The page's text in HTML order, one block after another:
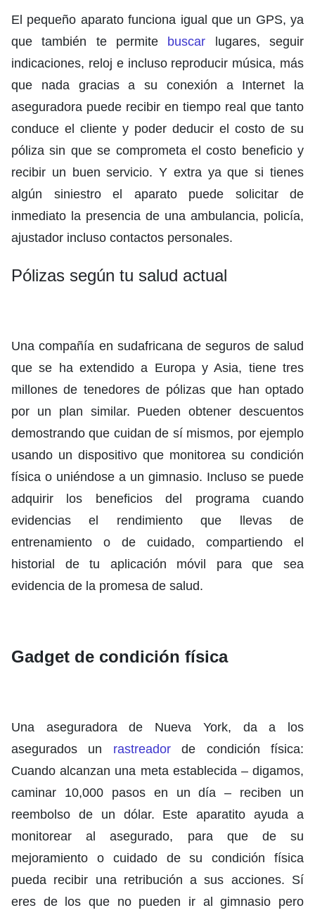
El pequeño aparato funciona igual que un GPS, ya
que también te permite buscar lugares, seguir
indicaciones, reloj e incluso reproducir música, más
que nada gracias a su conexión a Internet la
aseguradora puede recibir en tiempo real que tanto
conduce el cliente y poder deducir el costo de su
póliza sin que se comprometa el costo beneficio y
recibir un buen servicio. Y extra ya que si tienes
algún siniestro el aparato puede solicitar de
inmediato la presencia de una ambulancia, policía,
ajustador incluso contactos personales.
Pólizas según tu salud actual
Una compañía en sudafricana de seguros de salud
que se ha extendido a Europa y Asia, tiene tres
millones de tenedores de pólizas que han optado
por un plan similar. Pueden obtener descuentos
demostrando que cuidan de sí mismos, por ejemplo
usando un dispositivo que monitorea su condición
física o uniéndose a un gimnasio. Incluso se puede
adquirir los beneficios del programa cuando
evidencias el rendimiento que llevas de
entrenamiento o de cuidado, compartiendo el
historial de tu aplicación móvil para que sea
evidencia de la promesa de salud.
Gadget de condición física
Una aseguradora de Nueva York, da a los
asegurados un rastreadorde condición física:
Cuando alcanzan una meta establecida – digamos,
caminar 10,000 pasos en un día – reciben un
reembolso de un dólar. Este aparatito ayuda a
monitorear al asegurado, para que de su
mejoramiento o cuidado de su condición física
pueda recibir una retribución a sus acciones. Sí
eres de los que no pueden ir al gimnasio pero